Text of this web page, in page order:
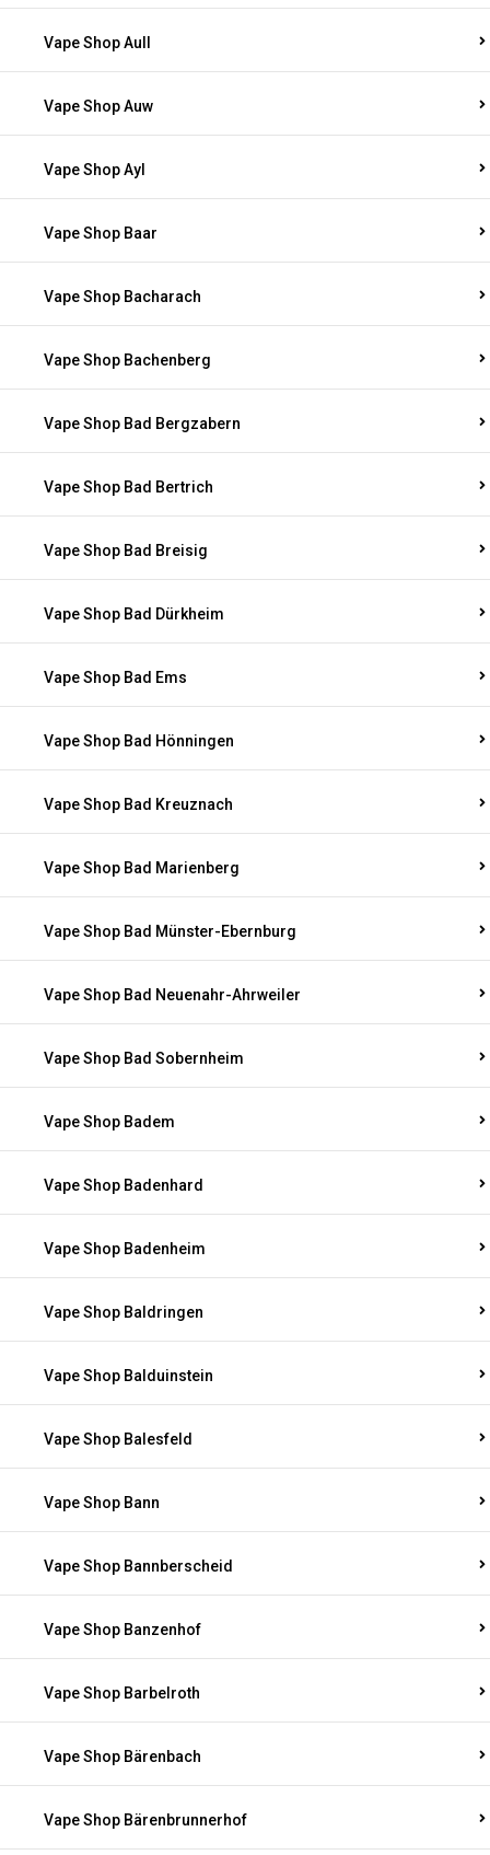
Vape Shop Aull
Vape Shop Auw
Vape Shop Ayl
Vape Shop Baar
Vape Shop Bacharach
Vape Shop Bachenberg
Vape Shop Bad Bergzabern
Vape Shop Bad Bertrich
Vape Shop Bad Breisig
Vape Shop Bad Dürkheim
Vape Shop Bad Ems
Vape Shop Bad Hönningen
Vape Shop Bad Kreuznach
Vape Shop Bad Marienberg
Vape Shop Bad Münster-Ebernburg
Vape Shop Bad Neuenahr-Ahrweiler
Vape Shop Bad Sobernheim
Vape Shop Badem
Vape Shop Badenhard
Vape Shop Badenheim
Vape Shop Baldringen
Vape Shop Balduinstein
Vape Shop Balesfeld
Vape Shop Bann
Vape Shop Bannberscheid
Vape Shop Banzenhof
Vape Shop Barbelroth
Vape Shop Bärenbach
Vape Shop Bärenbrunnerhof